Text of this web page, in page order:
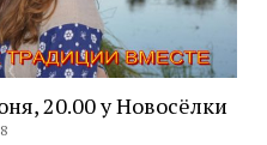
20.00 у Новосёлки